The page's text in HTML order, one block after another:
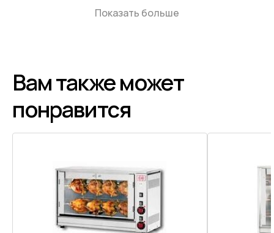
Показать больше
Вам также может
понравится